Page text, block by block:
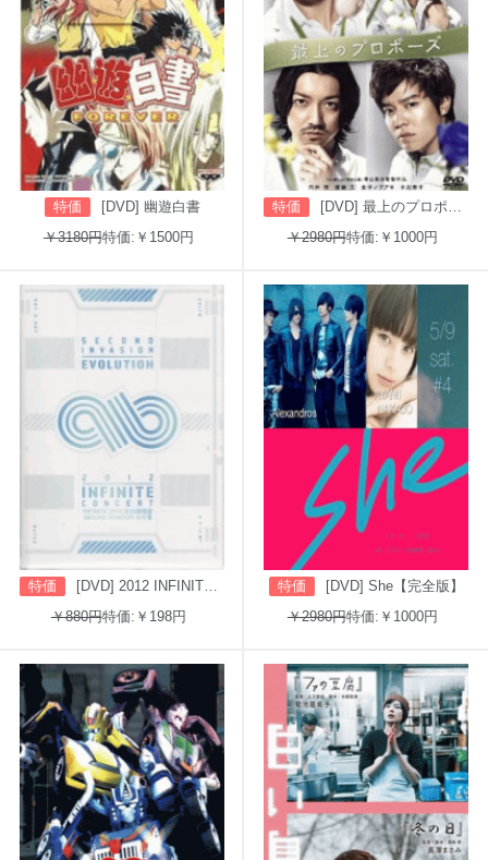
特価
[DVD] 幽遊白書
￥3180円特価:￥1500円
特価
[DVD] 最上のプロポーズ
￥2980円特価:￥1000円
特価
[DVD] 2012 INFINITE CONCERT SECOND INVASION: EVOLUTION
￥880円特価:￥198円
特価
[DVD] She【完全版】
￥2980円特価:￥1000円